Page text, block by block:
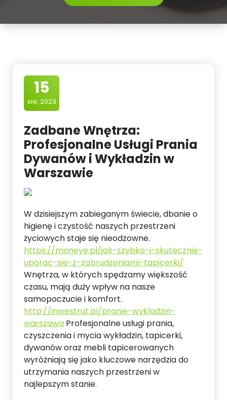
15
sie, 2023
Zadbane Wnętrza:
Profesjonalne Usługi Prania
Dywanów i Wykładzin w
Warszawie
W dzisiejszym zabieganym świecie, dbanie o
higienę i czystość naszych przestrzeni
życiowych staje się nieodzowne.
https://moneye.pl/jak-szybko-i-skutecznie-
uporac-sie-z-zabrudzeniami-tapicerki/
Wnętrza, w których spędzamy większość
czasu, mają duży wpływ na nasze
samopoczucie i komfort.
http://inwestrut.pl/pranie-wykladzin-
warszawa Profesjonalne usługi prania,
czyszczenia i mycia wykładzin, tapicerki,
dywanów oraz mebli tapicerowanych
wyróżniają się jako kluczowe narzędzia do
utrzymania naszych przestrzeni w
najlepszym stanie.